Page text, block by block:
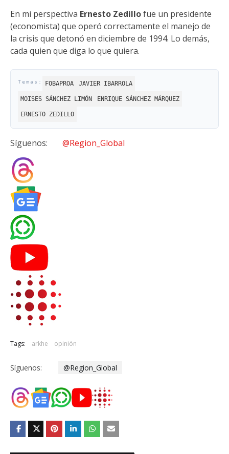
En mi perspectiva Ernesto Zedillofue un presidente
(economista) que operó correctamente el manejo de
la crisis que detonó en diciembre de 1994. Lo demás,
cada quien que diga lo que quiera.
FOBAPROA JAVIER IBARROLA
MOISES SÁNCHEZ LIMÓN ENRIQUE SÁNCHEZ MÁRQUEZ
ERNESTO ZEDILLO
Síguenos: @Region_Global
Tags: arkhe opinión
Síguenos: @Region_Global